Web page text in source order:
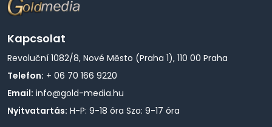
Kapcsolat
Revoluční 1082/8, Nové Město (Praha 1), 110 00 Praha
Telefon: + 06 70 166 9220
Email: info@gold-media.hu
Nyitvatartás: H-P: 9-18 óra Szo: 9-17 óra